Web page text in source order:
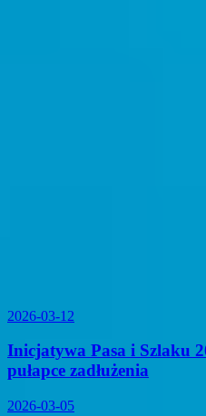
2026-03-12
Inicjatywa Pasa i Szlaku
pułapce zadłużenia
2026-03-05